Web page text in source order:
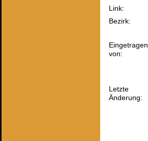
Link:
Bezirk:
Eingetragen
von:
Letzte
Änderung: